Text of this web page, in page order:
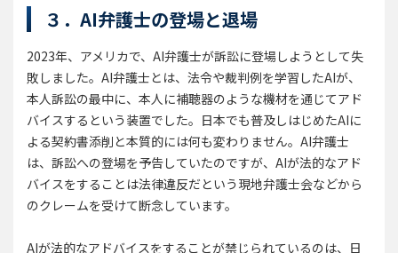
３．AI弁護士の登場と退場
2023年、アメリカで、AI弁護士が訴訟に登場しようとして失
敗しました。AI弁護士とは、法令や裁判例を学習したAIが、
本人訴訟の最中に、本人に補聴器のような機材を通じてアド
バイスするという装置でした。日本でも普及しはじめたAIに
よる契約書添削と本質的には何も変わりません。AI弁護士
は、訴訟への登場を予告していたのですが、AIが法的なアド
バイスをすることは法律違反だという現地弁護士会などから
のクレームを受けて断念しています。
AIが法的なアドバイスをすることが禁じられているのは、日